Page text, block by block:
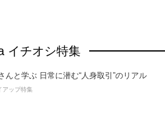
イチオシ特集
んと学ぶ 日常に潜む“人身取引”のリアル
アップ特集